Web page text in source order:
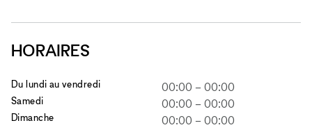
HORAIRES
Du lundi au vendredi 00:00 – 00:00
Samedi 00:00 – 00:00
Dimanche 00:00 – 00:00